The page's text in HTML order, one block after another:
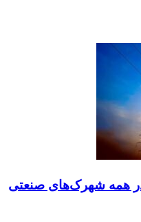
همه شهرک‌های صنعتی